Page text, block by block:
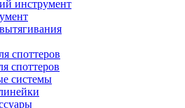
инструмент
споттеров
споттеров
системы